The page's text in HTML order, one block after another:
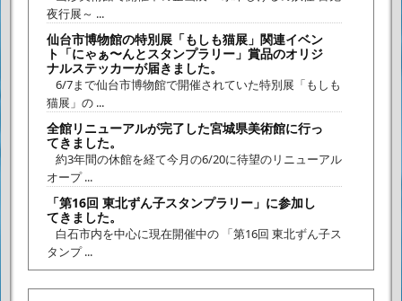
夜行展～ ...
仙台市博物館の特別展「もしも猫展」関連イベン
ト「にゃぁ〜んとスタンプラリー」賞品のオリジ
ナルステッカーが届きました。
6/7まで仙台市博物館で開催されていた特別展「もしも
猫展」の ...
全館リニューアルが完了した宮城県美術館に行っ
てきました。
約3年間の休館を経て今月の6/20に待望のリニューアル
オープ ...
「第16回 東北ずん子スタンプラリー」に参加し
てきました。
白石市内を中心に現在開催中の 「第16回 東北ずん子ス
タンプ ...